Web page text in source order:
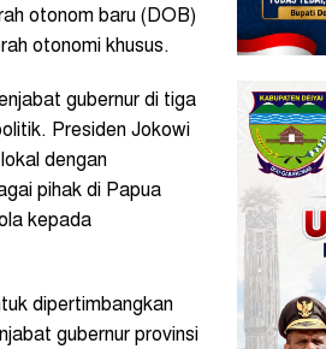
otonom baru (DOB)
otonomi khusus.
gubernur di tiga
Presiden Jokowi
dengan
pihak di Papua
kepada
dipertimbangkan
gubernur provinsi